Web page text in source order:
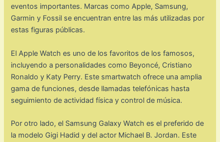
eventos importantes. Marcas como Apple, Samsung,
Garmin y Fossil se encuentran entre las más utilizadas por
estas figuras públicas.
El Apple Watch es uno de los favoritos de los famosos,
incluyendo a personalidades como Beyoncé, Cristiano
Ronaldo y Katy Perry. Este smartwatch ofrece una amplia
gama de funciones, desde llamadas telefónicas hasta
seguimiento de actividad física y control de música.
Por otro lado, el Samsung Galaxy Watch es el preferido de
la modelo Gigi Hadid y del actor Michael B. Jordan. Este